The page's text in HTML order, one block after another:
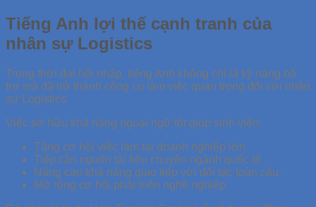
Tiếng Anh lợi thế cạnh tranh của
nhân sự Logistics
Trong thời đại hội nhập, tiếng Anh không chỉ là kỹ năng bổ
trợ mà đã trở thành công cụ làm việc quan trọng đối với nhân
sự Logistics.
Việc sở hữu khả năng ngoại ngữ tốt giúp sinh viên:
Tăng cơ hội việc làm tại doanh nghiệp lớn.
Tiếp cận nguồn tài liệu chuyên ngành quốc tế.
Nâng cao khả năng giao tiếp với đối tác toàn cầu.
Mở rộng cơ hội phát triển nghề nghiệp.